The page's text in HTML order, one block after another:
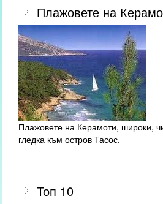
Плажовете на
Плажовете на Керамоти, широки,
гледка към остров Тасос.
Топ 10